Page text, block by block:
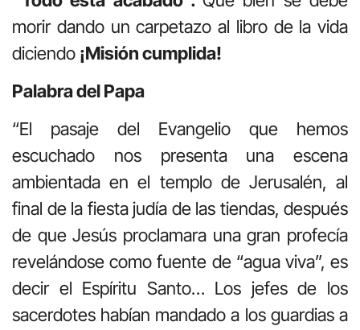
morir dando un carpetazo al libro de la vida
diciendo ¡Misión cumplida!
Palabra del Papa
“El pasaje del Evangelio que hemos
escuchado nos presenta una escena
ambientada en el templo de Jerusalén, al
final de la fiesta judía de las tiendas, después
de que Jesús proclamara una gran profecía
revelándose como fuente de “agua viva”, es
decir el Espíritu Santo… Los jefes de los
sacerdotes habían mandado a los guardias a